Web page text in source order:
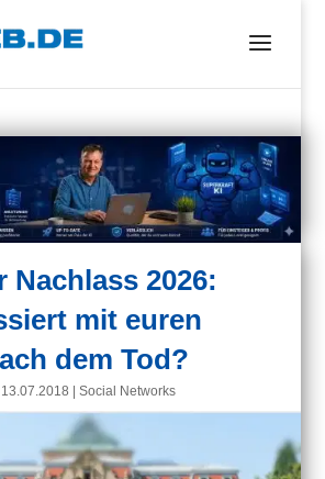
Nachlass 2026:
mit euren
dem Tod?
13.07.2018 |Social Networks